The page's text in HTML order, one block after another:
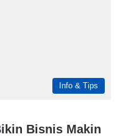
Info & Tips
Bisnis Makin